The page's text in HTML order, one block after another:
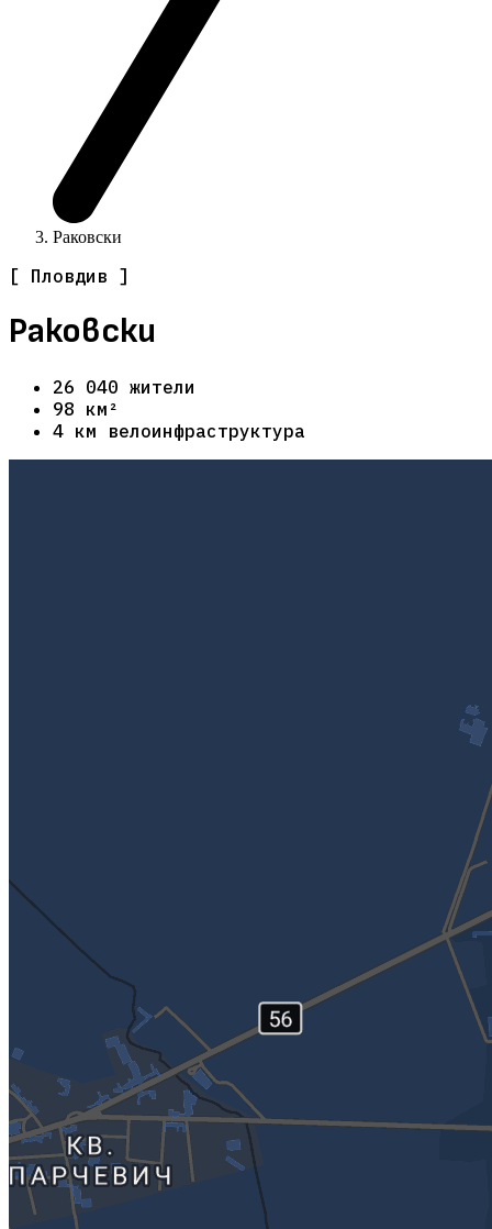
Раковски
[ Пловдив ]
Раковски
26 040 жители
98 км²
4 км велоинфраструктура